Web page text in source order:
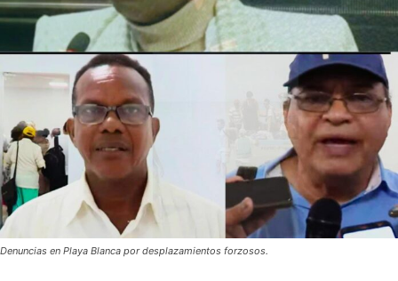
Denuncias en Playa Blanca por desplazamientos forzosos.